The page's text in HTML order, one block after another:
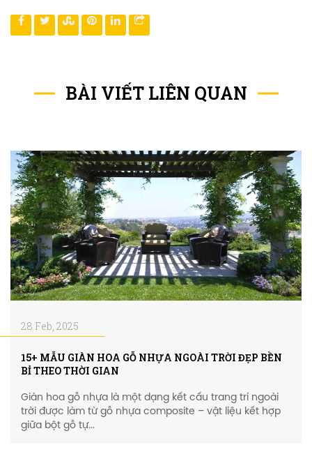
BÀI VIẾT LIÊN QUAN
28 Feb, 2025
15+ MẪU GIÀN HOA GỖ NHỰA NGOÀI TRỜI ĐẸP BỀN
BỈ THEO THỜI GIAN
Giàn hoa gỗ nhựa là một dạng kết cấu trang trí ngoài
trời được làm từ gỗ nhựa composite – vật liệu kết hợp
giữa bột gỗ tự...